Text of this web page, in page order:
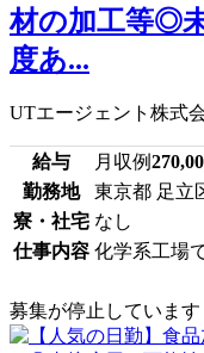
材の加工等◎
度あ...
UTエージェント株式
給与 月収例
勤務地
東京都 足立
寮・社宅 なし
仕事内容 化学系工場
募集が停止しています